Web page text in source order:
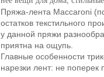
Пряжа-лента Maccaroni
остатков текстильного
у данной пряжи
приятна на ощупь.
Главные особенности
нарезки лент: не